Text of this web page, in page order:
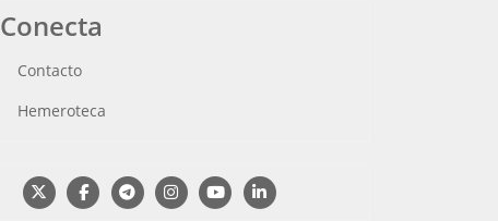
Conecta
Contacto
Hemeroteca